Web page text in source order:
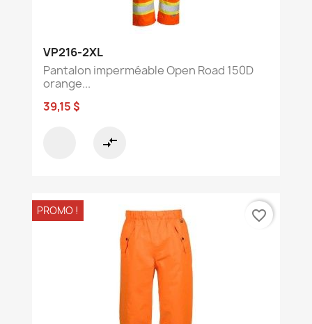
VP216-2XL
Pantalon imperméable Open Road 150D
orange...
39,15 $
compare_arrows
PROMO ! favorite_border